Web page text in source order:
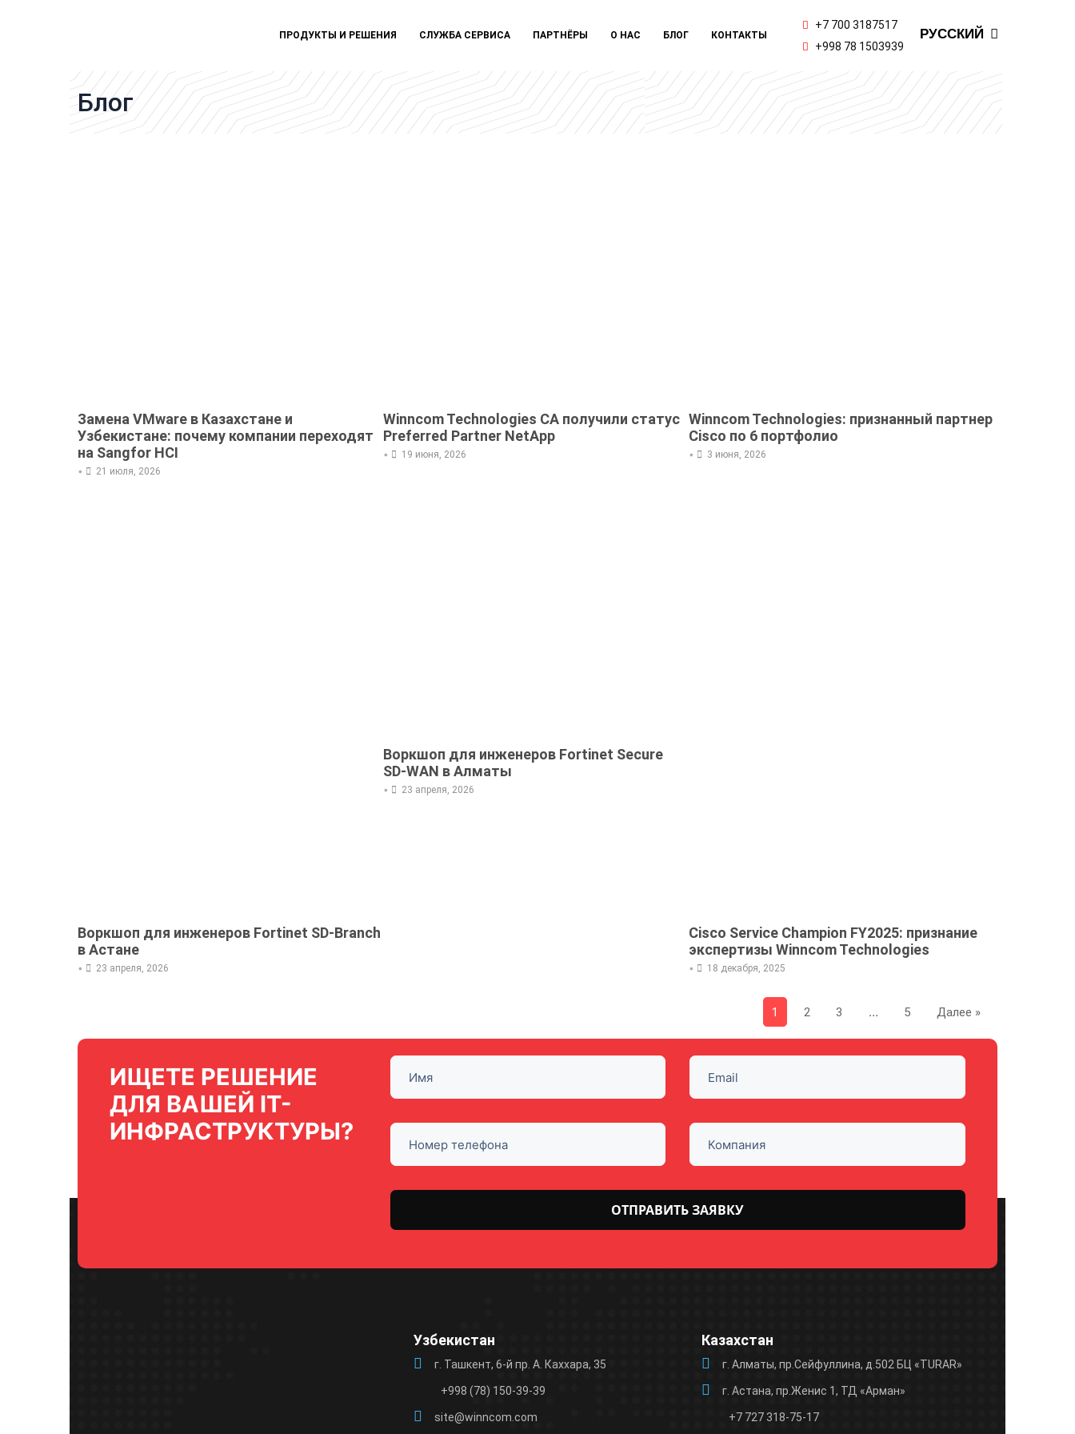
ПРОДУКТЫ И РЕШЕНИЯ СЛУЖБА СЕРВИСА ПАРТНЁРЫ О НАС БЛОГ КОНТАКТЫ
+7 700 3187517
+998 78 1503939
РУССКИЙ
ҚАЗАҚ ТІЛІ
Блог
Замена VMware в Казахстане и
Узбекистане: почему компании переходят
на Sangfor HCI
• 21 июля, 2026
Winncom Technologies CA получили статус
Preferred Partner NetApp
• 19 июня, 2026
Winncom Technologies: признанный партнер
Cisco по 6 портфолио
• 3 июня, 2026
Воркшоп для инженеров Fortinet SD-Branch
в Астане
• 23 апреля, 2026
Воркшоп для инженеров Fortinet Secure
SD-WAN в Алматы
• 23 апреля, 2026
Cisco Service Champion FY2025: признание
экспертизы Winncom Technologies
• 18 декабря, 2025
1 2 3 … 5 Далее »
ИЩЕТЕ РЕШЕНИЕ
ДЛЯ ВАШЕЙ IT-
ИНФРАСТРУКТУРЫ?
Узбекистан
г. Ташкент, 6-й пр. А. Каххара, 35
+998 (78) 150-39-39
site@winncom.com
Казахстан
г. Алматы, пр.Сейфуллина, д.502 БЦ «TURAR»
г. Астана, пр.Женис 1, ТД «Арман»
+7 727 318-75-17